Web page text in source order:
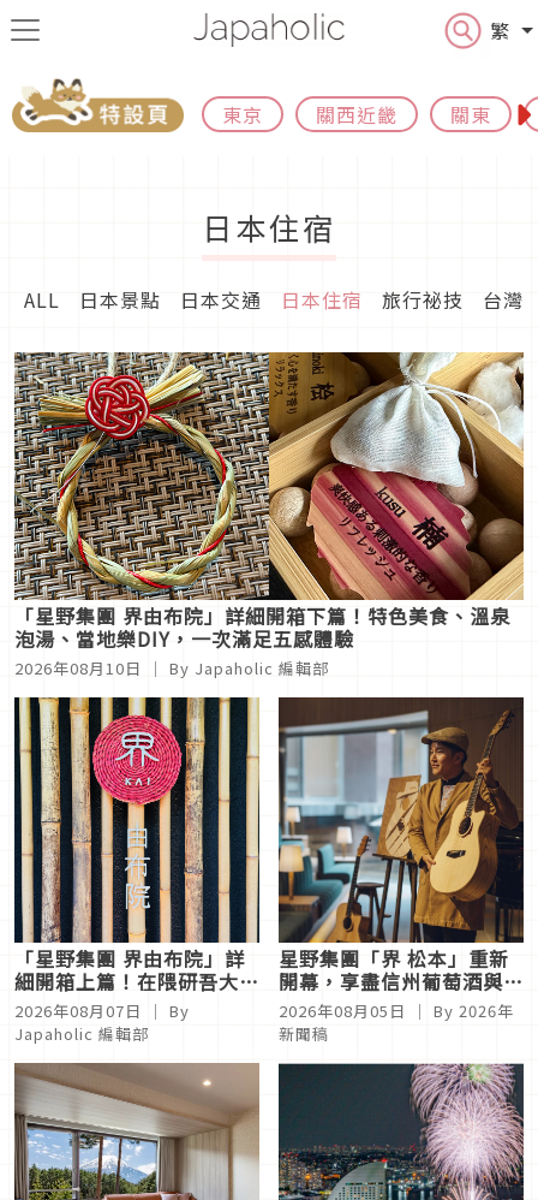
繁
東京 關西近畿 關東
日本住宿
ALL 日本景點 日本交通 日本住宿 旅行祕技 台灣
「星野集團 界由布院」詳細開箱下篇！特色美食、溫泉
泡湯、當地樂DIY，一次滿足五感體驗
2026年08月10日 ｜ By Japaholic 編輯部
「星野集團 界由布院」詳
細開箱上篇！在隈研吾大師
的設計中感受日本原風景之
美
2026年08月07日
｜ By
Japaholic 編輯部
星野集團「界 松本」重新
開幕，享盡信州葡萄酒與音
樂的長野溫泉旅宿
2026年08月05日 ｜ By 2026年
新聞稿